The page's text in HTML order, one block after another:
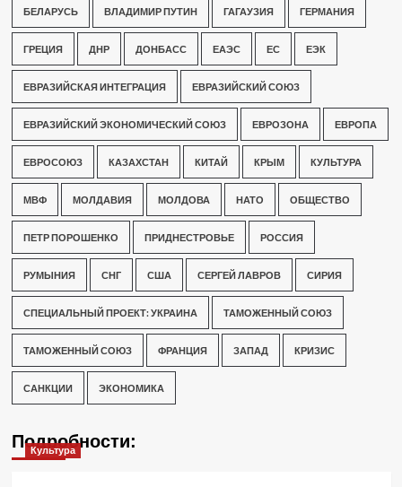
БЕЛАРУСЬ ВЛАДИМИР ПУТИН ГАГАУЗИЯ ГЕРМАНИЯ
ГРЕЦИЯ ДНР ДОНБАСС ЕАЭС ЕС ЕЭК
ЕВРАЗИЙСКАЯ ИНТЕГРАЦИЯ ЕВРАЗИЙСКИЙ СОЮЗ
ЕВРАЗИЙСКИЙ ЭКОНОМИЧЕСКИЙ СОЮЗ ЕВРОЗОНА ЕВРОПА
ЕВРОСОЮЗ КАЗАХСТАН КИТАЙ КРЫМ КУЛЬТУРА
МВФ МОЛДАВИЯ МОЛДОВА НАТО ОБЩЕСТВО
ПЕТР ПОРОШЕНКО ПРИДНЕСТРОВЬЕ РОССИЯ
РУМЫНИЯ СНГ США СЕРГЕЙ ЛАВРОВ СИРИЯ
СПЕЦИАЛЬНЫЙ ПРОЕКТ: УКРАИНА ТАМОЖЕННЫЙ СОЮЗ
ТАМОЖЕННЫЙ СОЮЗ ФРАНЦИЯ ЗАПАД КРИЗИС
САНКЦИИ ЭКОНОМИКА
Подробности:
Культура